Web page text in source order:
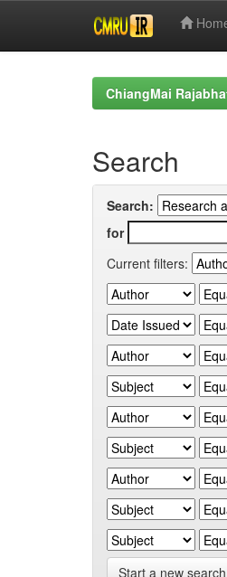
ChiangMai
Search
Search:
for
Current filters:
Start a new search